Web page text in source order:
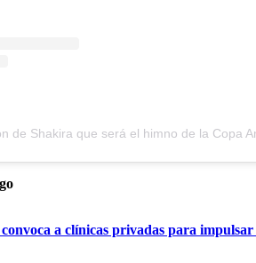
de Shakira que será el himno de la Copa
a clínicas privadas para